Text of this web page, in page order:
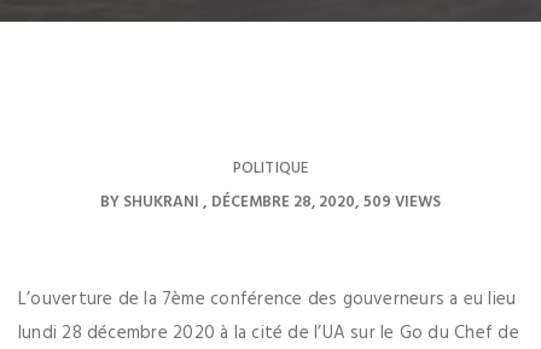
POLITIQUE
BYSHUKRANI DÉCEMBRE 28, 2020 509 VIEWS
L’ouverture de la 7ème conférence des gouverneurs a eu lieu
lundi 28 décembre 2020 à la cité de l’UA sur le Go du Chef de